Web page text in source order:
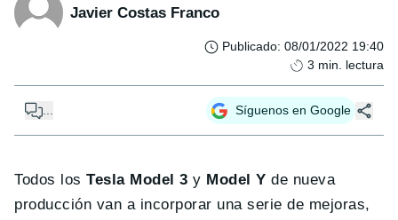
Javier Costas Franco
Publicado: 08/01/2022 19:40
3 min. lectura
... Síguenos en Google
Todos losTesla Model 3 y Model Y de nueva
producción van a incorporar una serie de mejoras,